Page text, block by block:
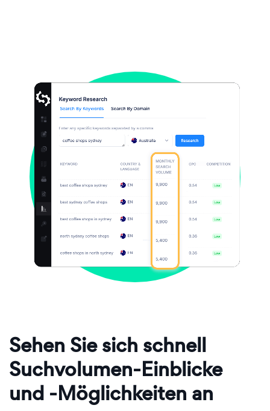
Sehen Sie sich schnell
Suchvolumen-Einblicke
und -Möglichkeiten an